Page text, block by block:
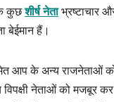
के कुछशीर्ष नेताभ्रष्टाचार
बेईमान हैं।
आप के अन्य राजनेताओं को
नेताओं को मजबूर